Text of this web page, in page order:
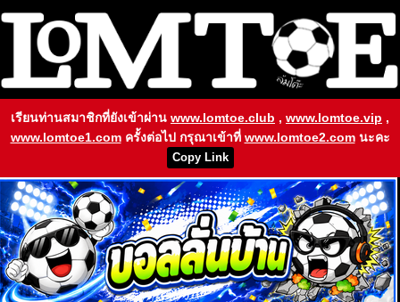
เรียนท่านสมาชิกที่ยังเข้าผ่าน www.lomtoe.club , www.lomtoe.vip ,
www.lomtoe1.com ครั้งต่อไป กรุณาเข้าที่ www.lomtoe2.comนะคะ
Copy Link